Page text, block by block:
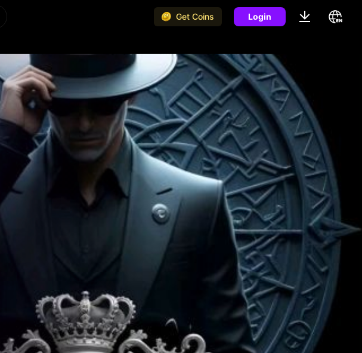
Get Coins Login